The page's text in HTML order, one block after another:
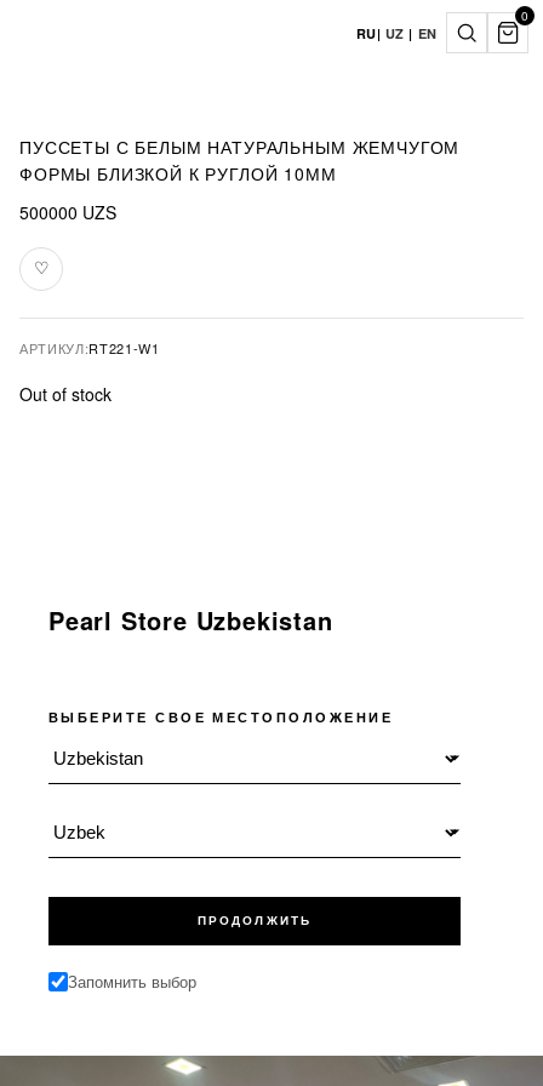
RU| UZ | EN
0
ПУССЕТЫ С БЕЛЫМ НАТУРАЛЬНЫМ ЖЕМЧУГОМ
ФОРМЫ БЛИЗКОЙ К РУГЛОЙ 10ММ
500000 UZS
♡
В
избранное
АРТИКУЛ:RT221-W1
Out of stock
Pearl Store Uzbekistan
ВЫБЕРИТЕ СВОЕ МЕСТОПОЛОЖЕНИЕ
Местоположение
Язык
ПРОДОЛЖИТЬ
Запомнить выбор